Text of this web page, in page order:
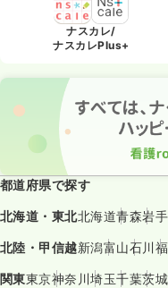
ナスカレ/
ナスカレPlus+
都道府県で探す
北海道・東北北海道青森岩手
北陸・甲信越新潟富山石川
関東東京神奈川埼玉千葉茨城